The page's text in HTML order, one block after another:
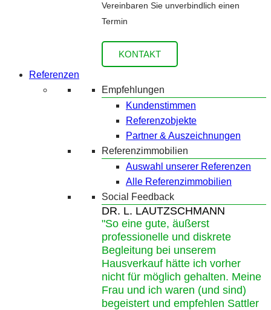
Vereinbaren Sie unverbindlich einen
Termin
KONTAKT
Referenzen
Empfehlungen
Kundenstimmen
Referenzobjekte
Partner & Auszeichnungen
Referenzimmobilien
Auswahl unserer Referenzen
Alle Referenzimmobilien
Social Feedback
DR. L. LAUTZSCHMANN
"So eine gute, äußerst
professionelle und diskrete
Begleitung bei unserem
Hausverkauf hätte ich vorher
nicht für möglich gehalten. Meine
Frau und ich waren (und sind)
begeistert und empfehlen Sattler